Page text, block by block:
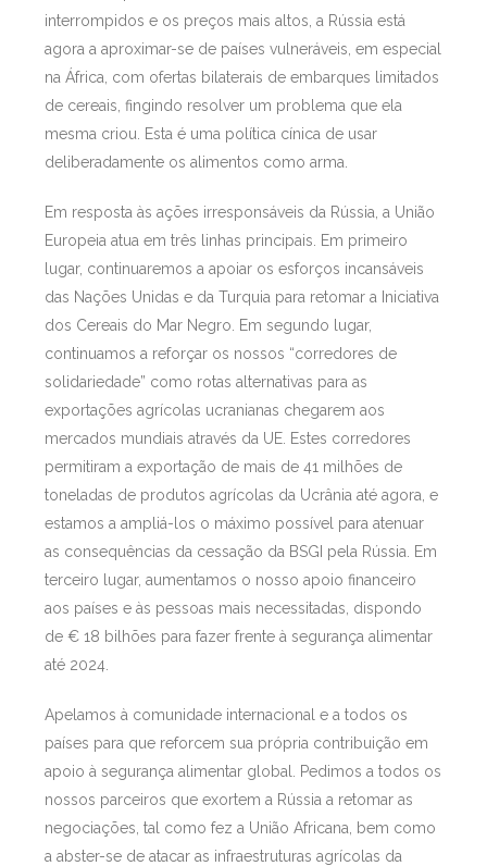
interrompidos e os preços mais altos, a Rússia está
agora a aproximar-se de países vulneráveis, em especial
na África, com ofertas bilaterais de embarques limitados
de cereais, fingindo resolver um problema que ela
mesma criou. Esta é uma política cínica de usar
deliberadamente os alimentos como arma.
Em resposta às ações irresponsáveis da Rússia, a União
Europeia atua em três linhas principais. Em primeiro
lugar, continuaremos a apoiar os esforços incansáveis
das Nações Unidas e da Turquia para retomar a Iniciativa
dos Cereais do Mar Negro. Em segundo lugar,
continuamos a reforçar os nossos “corredores de
solidariedade” como rotas alternativas para as
exportações agrícolas ucranianas chegarem aos
mercados mundiais através da UE. Estes corredores
permitiram a exportação de mais de 41 milhões de
toneladas de produtos agrícolas da Ucrânia até agora, e
estamos a ampliá-los o máximo possível para atenuar
as consequências da cessação da BSGI pela Rússia. Em
terceiro lugar, aumentamos o nosso apoio financeiro
aos países e às pessoas mais necessitadas, dispondo
de € 18 bilhões para fazer frente à segurança alimentar
até 2024.
Apelamos à comunidade internacional e a todos os
países para que reforcem sua própria contribuição em
apoio à segurança alimentar global. Pedimos a todos os
nossos parceiros que exortem a Rússia a retomar as
negociações, tal como fez a União Africana, bem como
a abster-se de atacar as infraestruturas agrícolas da